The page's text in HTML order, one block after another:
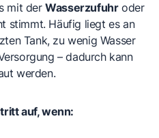
mit derWasserzufuhroder
stimmt. Häufig liegt es an
Tank, zu wenig Wasser
– dadurch kann
werden.
auf, wenn: